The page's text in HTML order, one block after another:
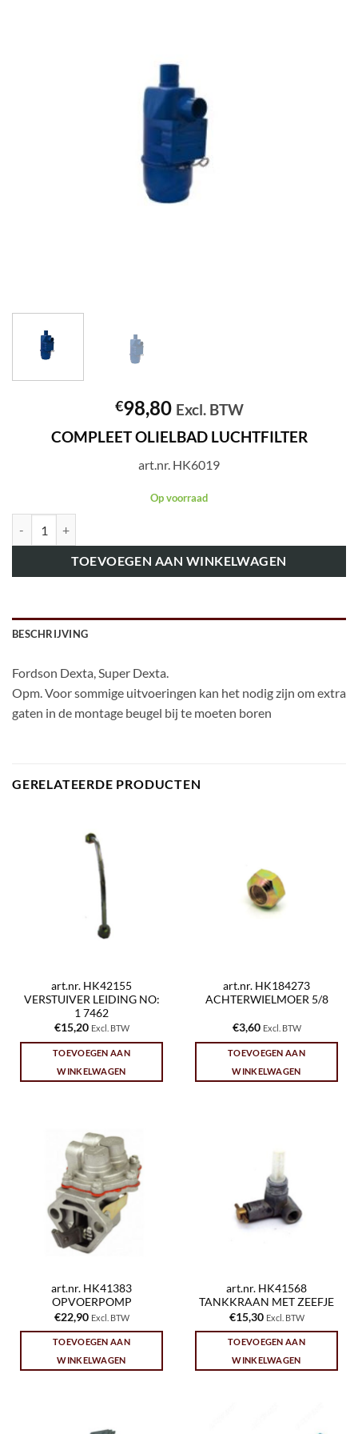
€98,80 Excl. BTW
COMPLEET OLIELBAD LUCHTFILTER
art.nr. HK6019
Op voorraad
TOEVOEGEN AAN WINKELWAGEN
BESCHRIJVING
Fordson Dexta, Super Dexta.
Opm. Voor sommige uitvoeringen kan het nodig zijn om extra
gaten in de montage beugel bij te moeten boren
GERELATEERDE PRODUCTEN
art.nr. HK42155
VERSTUIVER LEIDING NO:
1 7462
€15,20 Excl. BTW
TOEVOEGEN AAN
WINKELWAGEN
art.nr. HK184273
ACHTERWIELMOER 5/8
€3,60 Excl. BTW
TOEVOEGEN AAN
WINKELWAGEN
art.nr. HK41383
OPVOERPOMP
€22,90 Excl. BTW
TOEVOEGEN AAN
WINKELWAGEN
art.nr. HK41568
TANKKRAAN MET ZEEFJE
€15,30 Excl. BTW
TOEVOEGEN AAN
WINKELWAGEN